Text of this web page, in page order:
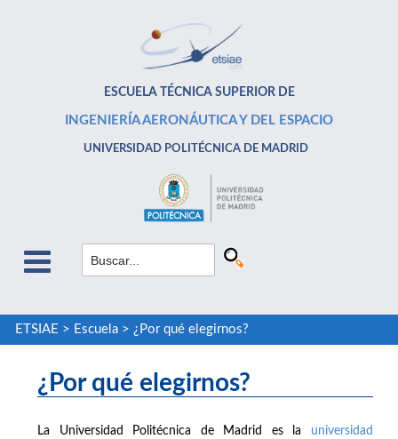
ESCUELA TÉCNICA SUPERIOR DE
INGENIERÍA AERONÁUTICA Y DEL ESPACIO
UNIVERSIDAD POLITÉCNICA DE MADRID
ETSIAE > Escuela> ¿Por qué elegirnos?
¿Por qué elegirnos?
La Universidad Politécnica de Madrid es la universidad